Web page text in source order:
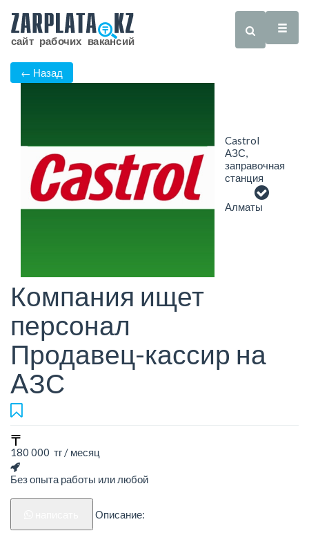
← Назад
Castrol
АЗС,
заправочная
станция
Алматы
Компания ищет
персонал
Продавец-кассир на
AЗС
180 000 тг / месяц
Без опыта работы или любой
Описание: